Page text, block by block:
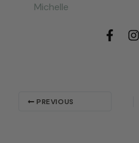
Michelle
PREVIOUS